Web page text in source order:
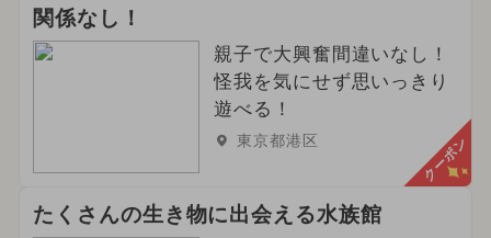
関係なし！
親子で大興奮間違いなし！
怪我を気にせず思いっきり
遊べる！
東京都港区 クーポン
たくさんの生き物に出会える水族館